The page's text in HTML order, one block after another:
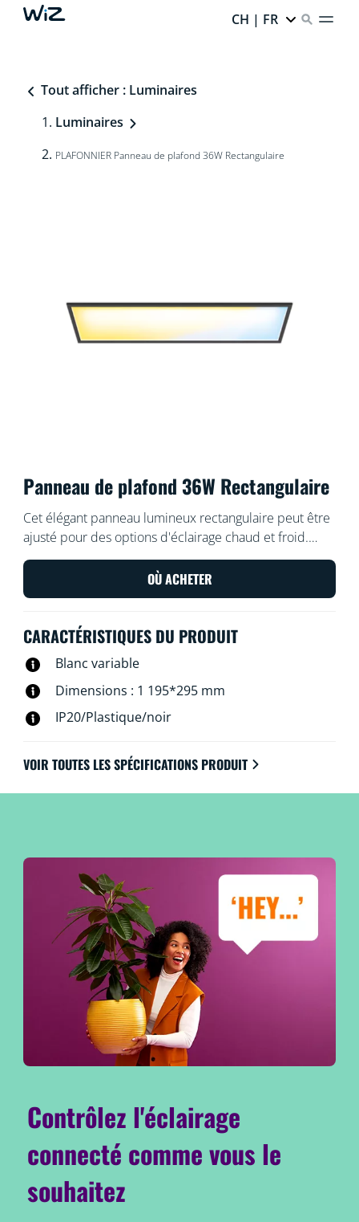
CH | FR
Tout afficher : Luminaires
Luminaires
PLAFONNIER Panneau de plafond 36W Rectangulaire
Panneau de plafond 36W Rectangulaire
Cet élégant panneau lumineux rectangulaire peut être
ajusté pour des options d'éclairage chaud et froid.
Facile à installer, avec variation de l’intensité lumineuse
et s'intègre bien dans une esthétique moderne.
OÙ ACHETER
CARACTÉRISTIQUES DU PRODUIT
Blanc variable
Dimensions : 1 195*295 mm
IP20/Plastique/noir
VOIR TOUTES LES SPÉCIFICATIONS PRODUIT
Contrôlez l'éclairage
connecté comme vous le
souhaitez